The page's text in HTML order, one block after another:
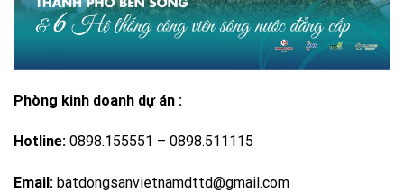
Phòng kinh doanh dự án :
Hotline: 0898.155551 – 0898.511115
Email: batdongsanvietnamdttd@gmail.com